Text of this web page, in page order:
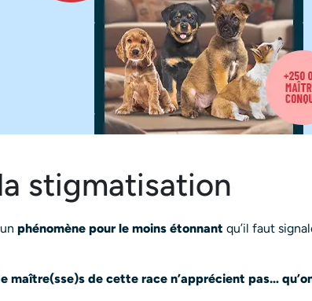
stigmatisation
phénomène pour le moins étonnant qu’il faut
maître(sse)s de cette race n’apprécient pas…